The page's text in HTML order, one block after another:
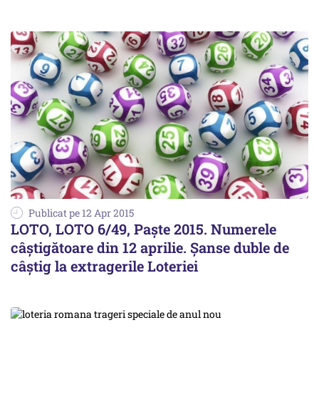
Publicat pe 12 Apr 2015
LOTO, LOTO 6/49, Paște 2015. Numerele
câștigătoare din 12 aprilie. Șanse duble de
câștig la extragerile Loteriei